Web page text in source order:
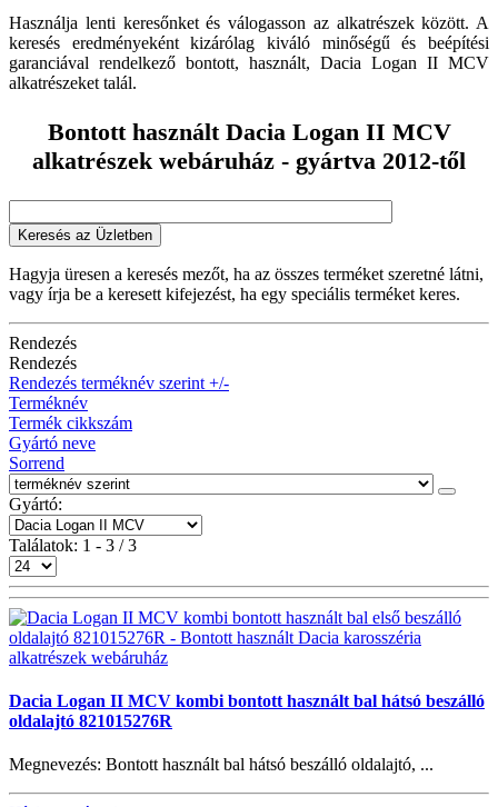
Használja lenti keresőnket és válogasson az alkatrészek között. A
keresés eredményeként kizárólag kiváló minőségű és beépítési
garanciával rendelkező bontott, használt, Dacia Logan II MCV
alkatrészeket talál.
Bontott használt Dacia Logan II MCV
alkatrészek webáruház - gyártva 2012-től
Keresés az Üzletben
Hagyja üresen a keresés mezőt, ha az összes terméket szeretné látni,
vagy írja be a keresett kifejezést, ha egy speciális terméket keres.
Rendezés
Rendezés
Rendezés terméknév szerint +/-
Terméknév
Termék cikkszám
Gyártó neve
Sorrend
Gyártó:
Találatok: 1 - 3 / 3
Dacia Logan II MCV kombi bontott használt bal hátsó beszálló
oldalajtó 821015276R
Megnevezés: Bontott használt bal hátsó beszálló oldalajtó, ...